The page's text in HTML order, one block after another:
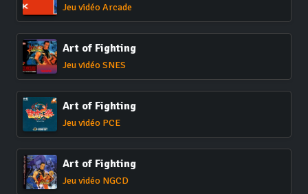
Jeu vidéo Arcade
Art of Fighting
Jeu vidéo SNES
Art of Fighting
Jeu vidéo PCE
Art of Fighting
Jeu vidéo NGCD